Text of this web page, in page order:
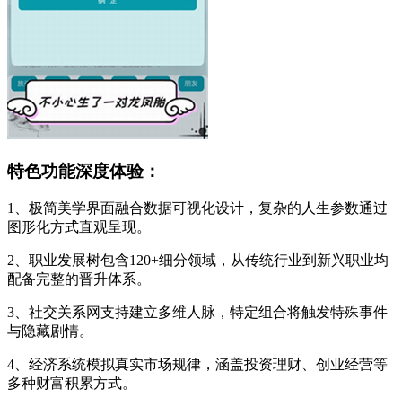
特色功能深度体验：
1、极简美学界面融合数据可视化设计，复杂的人生参数通过
图形化方式直观呈现。
2、职业发展树包含120+细分领域，从传统行业到新兴职业均
配备完整的晋升体系。
3、社交关系网支持建立多维人脉，特定组合将触发特殊事件
与隐藏剧情。
4、经济系统模拟真实市场规律，涵盖投资理财、创业经营等
多种财富积累方式。